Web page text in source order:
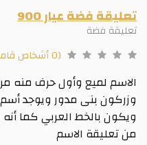
تعليقة فضة عيار 900
تعليقة فضة
(0 أشخاص قاموا بالتقييم)
الاسم لميع وأول حرف منه
وزركون بنى مدور ويوجد
ويكون بالخط العربي كما أنه
من تعليقة الاسم